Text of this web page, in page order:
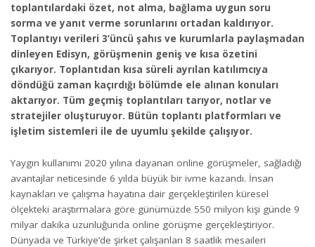
toplantılardaki özet, not alma, bağlama uygun soru
sorma ve yanıt verme sorunlarını ortadan kaldırıyor.
Toplantıyı verileri 3’üncü şahıs ve kurumlarla paylaşmadan
dinleyen Edisyn, görüşmenin geniş ve kısa özetini
çıkarıyor. Toplantıdan kısa süreli ayrılan katılımcıya
döndüğü zaman kaçırdığı bölümde ele alınan konuları
aktarıyor. Tüm geçmiş toplantıları tarıyor, notlar ve
stratejiler oluşturuyor. Bütün toplantı platformları ve
işletim sistemleri ile de uyumlu şekilde çalışıyor.
Yaygın kullanımı 2020 yılına dayanan online görüşmeler, sağladığı
avantajlar neticesinde 6 yılda büyük bir ivme kazandı. İnsan
kaynakları ve çalışma hayatına dair gerçekleştirilen küresel
ölçekteki araştırmalara göre günümüzde 550 milyon kişi günde 9
milyar dakika uzunluğunda online görüşme gerçekleştiriyor.
Dünyada ve Türkiye’de şirket çalışanları 8 saatlik mesaileri